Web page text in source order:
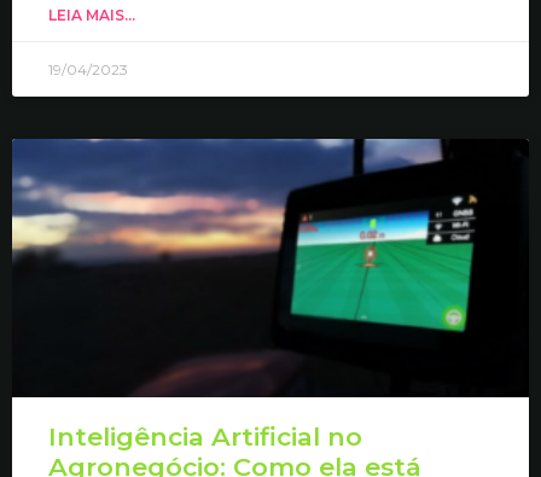
LEIA MAIS...
19/04/2023
Inteligência Artificial no
Agronegócio: Como ela está